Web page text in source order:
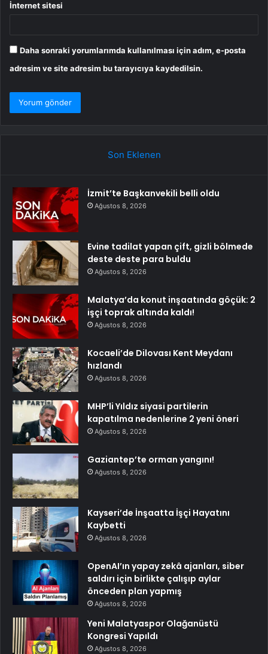
İnternet sitesi
Daha sonraki yorumlarımda kullanılması için adım, e-posta
adresim ve site adresim bu tarayıcıya kaydedilsin.
Son Eklenen
İzmit’te Başkanvekili belli oldu
Ağustos 8, 2026
Evine tadilat yapan çift, gizli bölmede
deste deste para buldu
Ağustos 8, 2026
Malatya’da konut inşaatında göçük: 2
işçi toprak altında kaldı!
Ağustos 8, 2026
Kocaeli’de Dilovası Kent Meydanı
hızlandı
Ağustos 8, 2026
MHP’li Yıldız siyasi partilerin
kapatılma nedenlerine 2 yeni öneri
Ağustos 8, 2026
Gaziantep’te orman yangını!
Ağustos 8, 2026
Kayseri’de İnşaatta İşçi Hayatını
Kaybetti
Ağustos 8, 2026
OpenAI’ın yapay zekâ ajanları, siber
saldırı için birlikte çalışıp aylar
önceden plan yapmış
Ağustos 8, 2026
Yeni Malatyaspor Olağanüstü
Kongresi Yapıldı
Ağustos 8, 2026